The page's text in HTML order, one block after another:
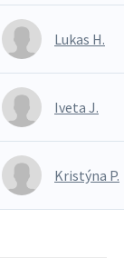
Lukas H.
Iveta J.
Kristýna P.